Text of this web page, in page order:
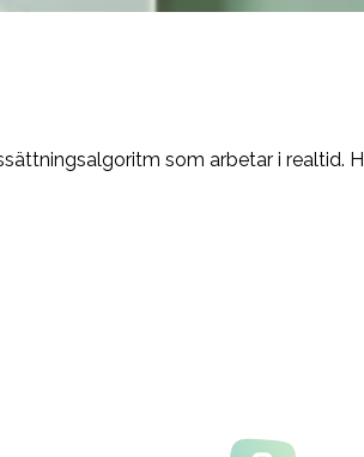
som arbetar i realtid.